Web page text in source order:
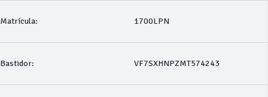
Matrícula: 1700LPN
Bastidor: VF7SXHNPZMT574243